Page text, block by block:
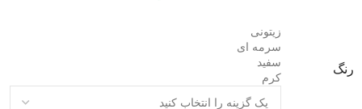
رنگ
زیتونی
سرمه ای
سفید
کرم